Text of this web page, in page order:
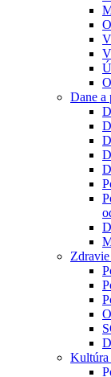
Dane a
Kultúra